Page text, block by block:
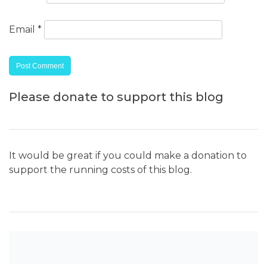
Email *
Please donate to support this blog
It would be great if you could make a donation to
support the running costs of this blog.